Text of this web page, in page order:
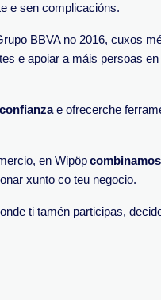
e sen complicacións.
BBVA no 2016, cuxos
e apoiar a máis persoas
e ofrecerche
en Wipöp
xunto co teu negocio.
ti tamén participas,